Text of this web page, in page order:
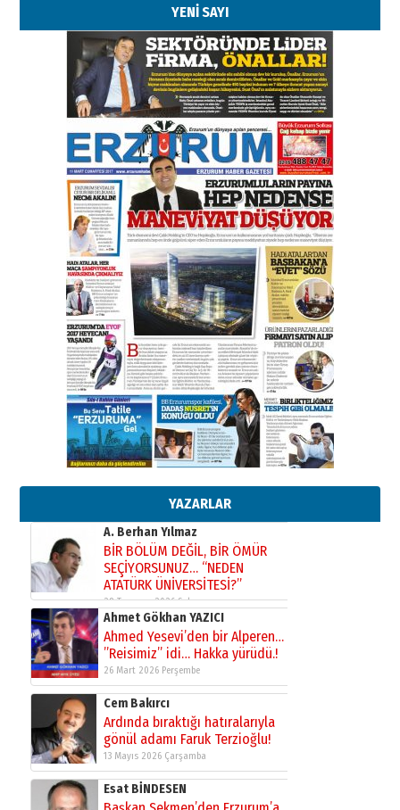
YENİ SAYI
YAZARLAR
Kenan GÜLERCİ
Murat Şahsuvaroğlu ERKON’da
çıtayı yukarı taşırken,
yönetimdekiler aşağı
çekmemeli!
17 Şubat 2026 SalıOrhan BOZKURT
Bir fotoğraf, bir şehir, bir
gazeteci… Dizginler kimin
elinde?
31 Mart 2026 Salı
A. Berhan Yılmaz
BİR BÖLÜM DEĞİL, BİR ÖMÜR
SEÇİYORSUNUZ… “NEDEN
ATATÜRK ÜNİVERSİTESİ?”
28 Temmuz 2026 Salı
Ahmet Gökhan YAZICI
Ahmed Yesevi’den bir Alperen…
”Reisimiz” idi… Hakka yürüdü.!
26 Mart 2026 Perşembe
Cem Bakırcı
Ardında bıraktığı hatıralarıyla
gönül adamı Faruk Terzioğlu!
13 Mayıs 2026 Çarşamba
Esat BİNDESEN
Başkan Sekmen’den Erzurum’a
bir vizyon proje daha!
02 Ağustos 2026 Pazar
Kadir SABUNCUOĞLU
Erzurumspor’un köşe taşları
29 Haziran 2026 Pazartesi
Kenan GÜLERCİ
Murat Şahsuvaroğlu ERKON’da
çıtayı yukarı taşırken,
yönetimdekiler aşağı
çekmemeli!
17 Şubat 2026 SalıOrhan BOZKURT
Bir fotoğraf, bir şehir, bir
gazeteci… Dizginler kimin
elinde?
A. Berhan Yılmaz